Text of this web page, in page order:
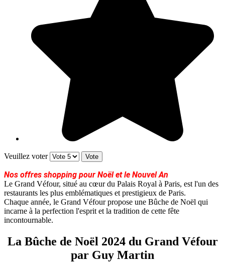
Veuillez voter
Nos offres shopping pour Noël et le Nouvel An
Le Grand Véfour, situé au cœur du Palais Royal à Paris, est l'un des
restaurants les plus emblématiques et prestigieux de Paris.
Chaque année, le Grand Véfour propose une Bûche de Noël qui
incarne à la perfection l'esprit et la tradition de cette fête
incontournable.
La Bûche de Noël 2024 du Grand Véfour
par Guy Martin